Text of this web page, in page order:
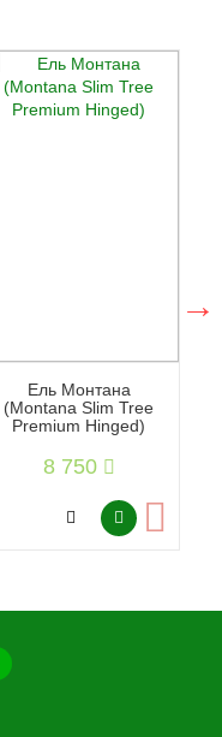
Ель Монтана
(Montana Slim Tree
Premium Hinged)
8 750